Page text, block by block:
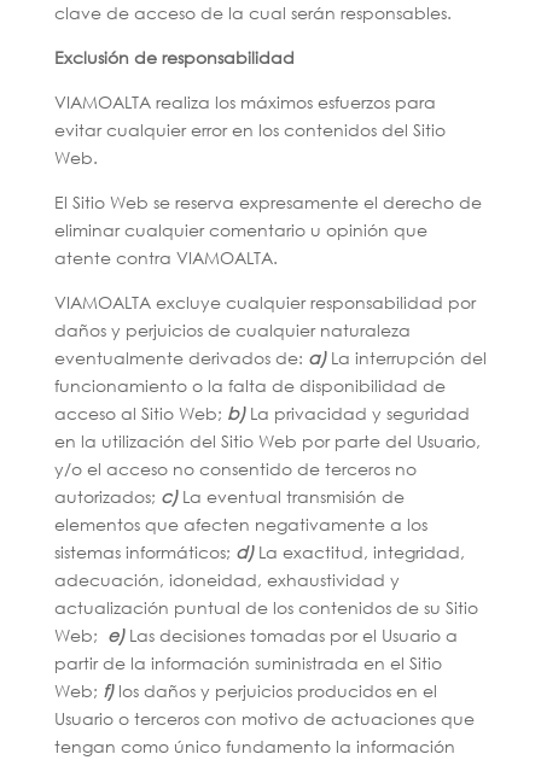
clave de acceso de la cual serán responsables.
Exclusión de responsabilidad
VIAMOALTA realiza los máximos esfuerzos para
evitar cualquier error en los contenidos del Sitio
Web.
El Sitio Web se reserva expresamente el derecho de
eliminar cualquier comentario u opinión que
atente contra VIAMOALTA.
VIAMOALTA excluye cualquier responsabilidad por
daños y perjuicios de cualquier naturaleza
eventualmente derivados de: a)La interrupción del
funcionamiento o la falta de disponibilidad de
acceso al Sitio Web; b)La privacidad y seguridad
en la utilización del Sitio Web por parte del Usuario,
y/o el acceso no consentido de terceros no
autorizados; c)La eventual transmisión de
elementos que afecten negativamente a los
sistemas informáticos; d)La exactitud, integridad,
adecuación, idoneidad, exhaustividad y
actualización puntual de los contenidos de su Sitio
Web; e)Las decisiones tomadas por el Usuario a
partir de la información suministrada en el Sitio
Web; f)los daños y perjuicios producidos en el
Usuario o terceros con motivo de actuaciones que
tengan como único fundamento la información